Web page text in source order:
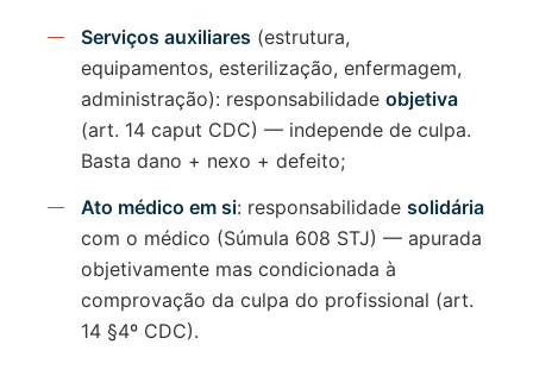
Serviços auxiliares (estrutura,
equipamentos, esterilização, enfermagem,
administração): responsabilidade objetiva
(art. 14 caput CDC) — independe de culpa.
Basta dano + nexo + defeito;
Ato médico em si: responsabilidade solidária
com o médico (Súmula 608 STJ) — apurada
objetivamente mas condicionada à
comprovação da culpa do profissional (art.
14 §4º CDC).